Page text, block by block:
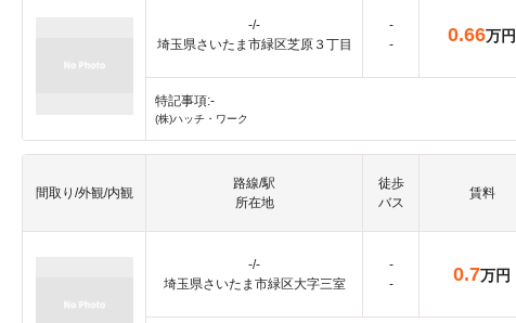
-/-
埼玉県さいたま市緑区芝原３丁目
-
-
0.66万円
特記事項:-
(株)ハッチ・ワーク
間取り/外観/内観
路線/駅
所在地
徒歩
バス
賃料
-/-
埼玉県さいたま市緑区大字三室
-
-
0.7万円